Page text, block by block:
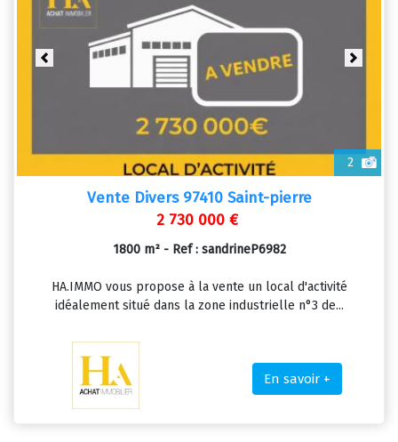
2
Previous Next
Vente Divers 97410 Saint-pierre
2 730 000 €
1800 m² - Ref : sandrineP6982
HA.IMMO vous propose à la vente un local d'activité
idéalement situé dans la zone industrielle n°3 de...
En savoir +